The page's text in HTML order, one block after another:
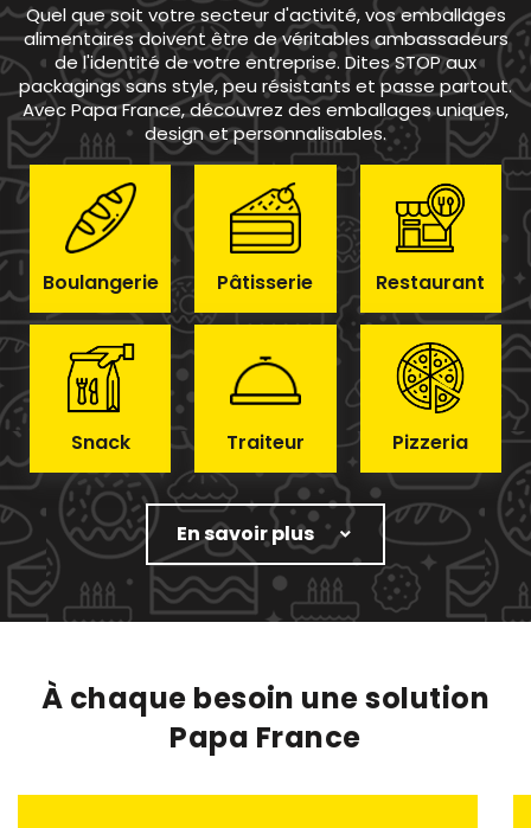
Quel que soit votre secteur d'activité, vos emballages
alimentaires doivent être de véritables ambassadeurs
de l'identité de votre entreprise. Dites STOP aux
packagings sans style, peu résistants et passe partout.
Avec Papa France, découvrez des emballages uniques,
design et personnalisables.
Boulangerie Pâtisserie Restaurant
Snack Traiteur Pizzeria
En savoir plus
À chaque besoin une solution
Papa France